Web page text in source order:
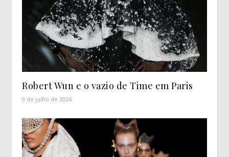
Robert Wun e o vazio de Time em Paris
9 de julho de 2024